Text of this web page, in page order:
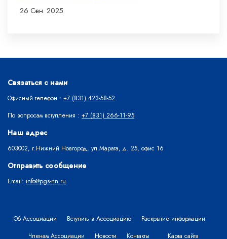
26 Сен. 2025
Связаться с нами
Офисный телефон : +7 (831) 423-58-52
По вопросам вступления : +7 (831) 266-11-95
Наш адрес
603002, г.Нижний Новгород, ул.Марата, д. 25, офис 16
Отправить сообщение
Email: info@pgs-nn.ru
Об Ассоциации Вступить в Ассоциацию
Раскрытие информации
Членам Ассоциации
Новости Контакты Карта сайта